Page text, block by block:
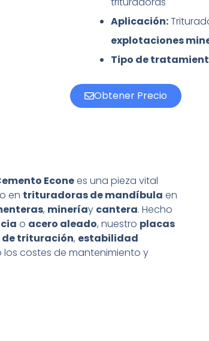
Aplicación:
explotaciones
Tipo de
Obtener Precio
Econees una pieza vital
en trituradoras de mandíbula en
, mineríay cantera. Hecho
o acero aleado, nuestro placas
trituración, estabilidad
los costes de mantenimiento y